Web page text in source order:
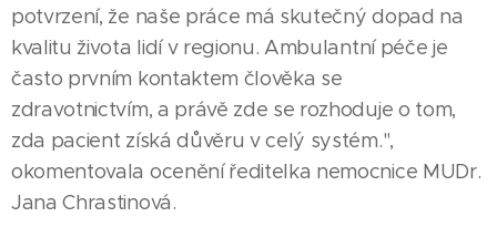
potvrzení, že naše práce má skutečný dopad na
kvalitu života lidí v regionu. Ambulantní péče je
často prvním kontaktem člověka se
zdravotnictvím, a právě zde se rozhoduje o tom,
zda pacient získá důvěru v celý systém.",
okomentovala ocenění ředitelka nemocnice MUDr.
Jana Chrastinová.
03.07.2026
Kraj
vybuduje
dvě nové
25.06.2026